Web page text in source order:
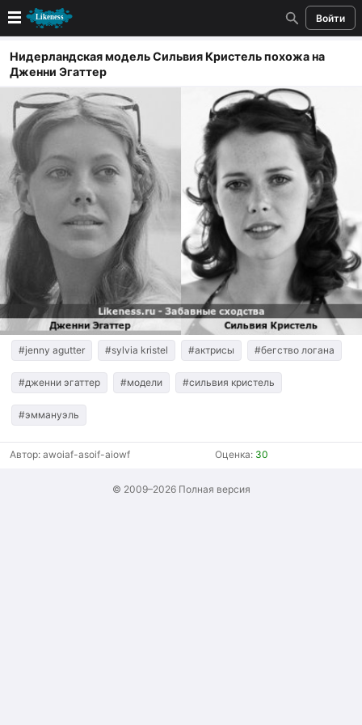
Войти
Новые
Лучшие
Голосование
Кандидаты
Случайное сходство 👍
Создать сходство
Для публикации необходима авторизация
Поиск
Нидерландская модель Сильвия Кристель похожа на
Дженни Эгаттер
#jenny agutter #sylvia kristel #актрисы #бегство логана
#дженни эгаттер #модели #сильвия кристель
#эммануэль
Автор: awoiaf-asoif-aiowf Оценка: 30
© 2009–2026 Полная версия